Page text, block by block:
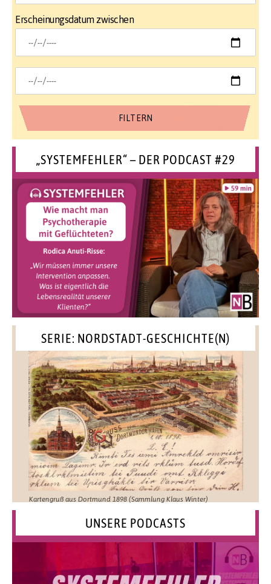
Erscheinungsdatum zwischen
„SYSTEMFEHLER“ – DER PODCAST #29
SERIE: NORDSTADT-GESCHICHTE(N)
Kartengruß aus Dortmund 1898 (Sammlung Klaus Winter)
UNSERE PODCASTS